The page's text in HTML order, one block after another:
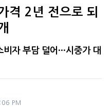
격 2년 전으로 되
자 부담 덜어···시중가 대
PM